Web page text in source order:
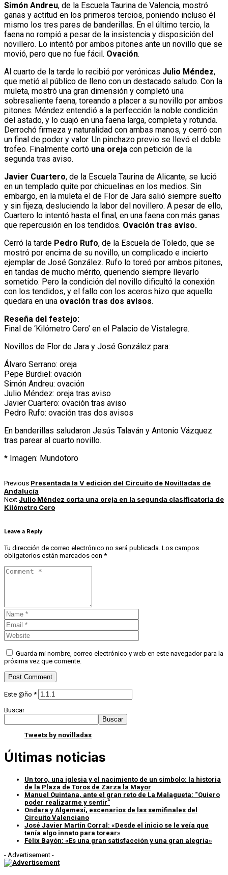
Simón Andreu, de la Escuela Taurina de Valencia, mostró
ganas y actitud en los primeros tercios, poniendo incluso él
mismo los tres pares de banderillas. En el último tercio, la
faena no rompió a pesar de la insistencia y disposición del
novillero. Lo intentó por ambos pitones ante un novillo que se
movió, pero que no fue fácil. Ovación.
Al cuarto de la tarde lo recibió por verónicas Julio Méndez,
que metió al público de lleno con un destacado saludo. Con la
muleta, mostró una gran dimensión y completó una
sobresaliente faena, toreando a placer a su novillo por ambos
pitones. Méndez entendió a la perfección la noble condición
del astado, y lo cuajó en una faena larga, completa y rotunda.
Derrochó firmeza y naturalidad con ambas manos, y cerró con
un final de poder y valor. Un pinchazo previo se llevó el doble
trofeo. Finalmente cortó una oreja con petición de la
segunda tras aviso.
Javier Cuartero, de la Escuela Taurina de Alicante, se lució
en un templado quite por chicuelinas en los medios. Sin
embargo, en la muleta el de Flor de Jara salió siempre suelto
y sin fijeza, desluciendo la labor del novillero. A pesar de ello,
Cuartero lo intentó hasta el final, en una faena con más ganas
que repercusión en los tendidos. Ovación tras aviso.
Cerró la tarde Pedro Rufo, de la Escuela de Toledo, que se
mostró por encima de su novillo, un complicado e incierto
ejemplar de José González. Rufo lo toreó por ambos pitones,
en tandas de mucho mérito, queriendo siempre llevarlo
sometido. Pero la condición del novillo dificultó la conexión
con los tendidos, y el fallo con los aceros hizo que aquello
quedara en una ovación tras dos avisos.
Reseña del festejo:
Final de ‘Kilómetro Cero’ en el Palacio de Vistalegre.
Novillos de Flor de Jara y José González para:
Álvaro Serrano: oreja
Pepe Burdiel: ovación
Simón Andreu: ovación
Julio Méndez: oreja tras aviso
Javier Cuartero: ovación tras aviso
Pedro Rufo: ovación tras dos avisos
En banderillas saludaron Jesús Talaván y Antonio Vázquez
tras parear al cuarto novillo.
* Imagen: Mundotoro
Previous Presentada la V edición del Circuito de Novilladas de
Andalucía
Next Julio Méndez corta una oreja en la segunda clasificatoria de
Kilómetro Cero
Leave a Reply
Tu dirección de correo electrónico no será publicada. Los campos
obligatorios están marcados con *
Guarda mi nombre, correo electrónico y web en este navegador para la
próxima vez que comente.
Este @ño *
Buscar
Buscar
Tweets by novilladas
Últimas noticias
Un toro, una iglesia y el nacimiento de un símbolo: la historia
de la Plaza de Toros de Zarza la Mayor
Manuel Quintana, ante el gran reto de La Malagueta: “Quiero
poder realizarme y sentir”
Ondara y Algemesí, escenarios de las semifinales del
Circuito Valenciano
José Javier Martín Corral: «Desde el inicio se le veía que
tenía algo innato para torear»
Félix Bayón: «Es una gran satisfacción y una gran alegría»
- Advertisement -